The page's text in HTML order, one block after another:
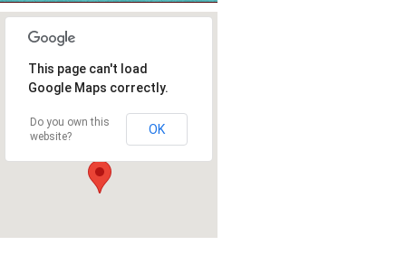
This page can't load
Google Maps correctly.
Do you own this
website?
OK